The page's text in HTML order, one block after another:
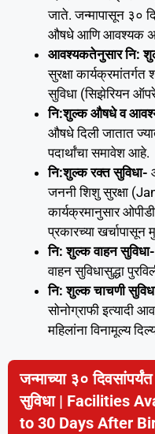
जाते. जन्मापासून ३०
औषधे आणि आवश्यक
आवश्यकतेनुसार नि:
सुरक्षा
सुविधा (सिझेरियन
नि:शुल्क औषधे व
औषधे दिली जातात
पदार्थांचा समावेश आहे.
नि:शुल्क रक्त सुविधा-
जननी शिशु सुरक्षा
कार्यक्रमानुसार
प्रकारच्या
नि: शुल्क वाहन
वाहन सुविधासुद्धा
नि: शुल्क चाचणी
सोनोग्राफी इत्यादी
महिलांना विनामूल्य
जन्माच्या ३०
सुविधा | Facilities
to 30 Days After